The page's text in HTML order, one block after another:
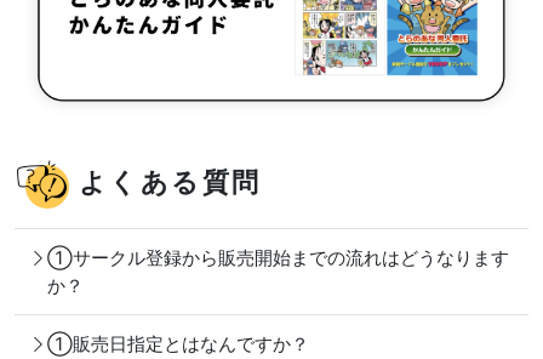
よくある質問
①サークル登録から販売開始までの流れはどうなります
か？
①販売日指定とはなんですか？